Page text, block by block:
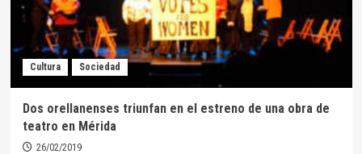
Cultura Sociedad
Dos orellanenses triunfan en el estreno de una obra de
teatro en Mérida
26/02/2019